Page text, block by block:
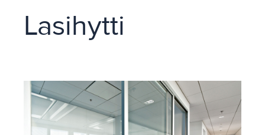
Lasihytti